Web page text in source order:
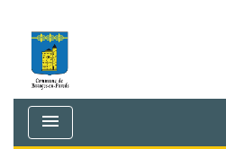
menu